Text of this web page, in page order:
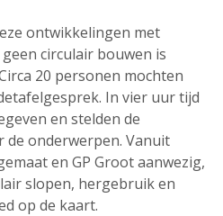
ontwikkelingen met
circulair bouwen is
20 personen mochten
In vier uur tijd
en stelden de
de onderwerpen. Vanuit
en GP Groot aanwezig,
slopen, hergebruik en
op de kaart.